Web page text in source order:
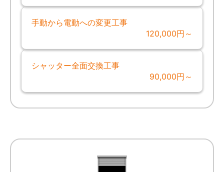
手動から電動への変更工事
120,000円～
シャッター全面交換工事
90,000円～